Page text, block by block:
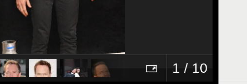
1 / 10